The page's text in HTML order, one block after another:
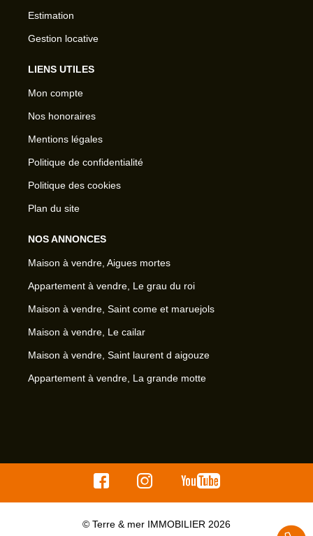
Estimation
Gestion locative
LIENS UTILES
Mon compte
Nos honoraires
Mentions légales
Politique de confidentialité
Politique des cookies
Plan du site
NOS ANNONCES
Maison à vendre, Aigues mortes
Appartement à vendre, Le grau du roi
Maison à vendre, Saint come et maruejols
Maison à vendre, Le cailar
Maison à vendre, Saint laurent d aigouze
Appartement à vendre, La grande motte
© Terre & mer IMMOBILIER 2026